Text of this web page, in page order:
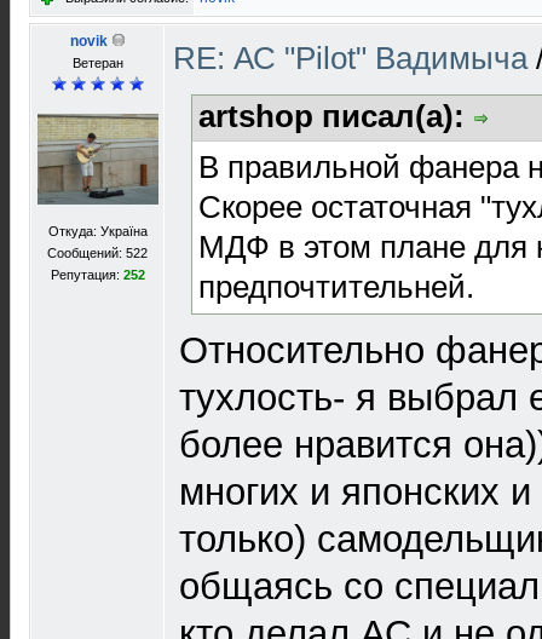
novik
Ветеран
Откуда: Україна
Сообщений: 522
Репутация: 252
RE: АС "Pilot" Вадимыча
artshop писал(а):
В правильной фанера
Скорее остаточная
МДФ в этом плане для
предпочтительней.
Относительно
тухлость- я выбрал
более нравится
многих и японских
только)
общаясь со